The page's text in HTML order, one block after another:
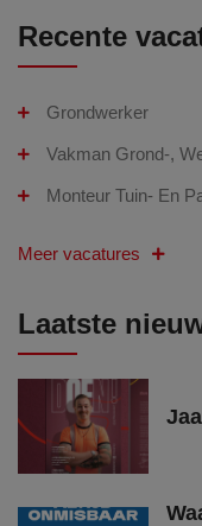
Recente
Grondwerker
Vakman Grond-,
Monteur Tuin- En
Meer vacatures
Laatste